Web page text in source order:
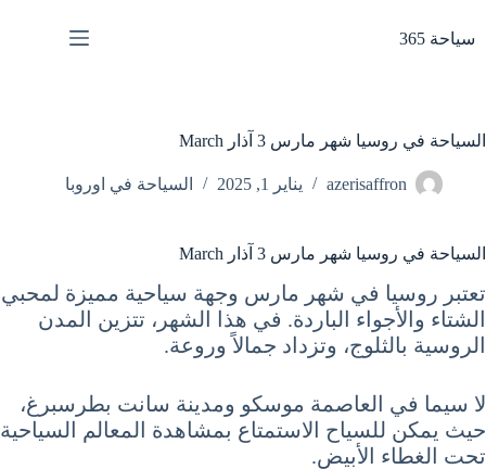
المحتوى
سياحة 365
السياحة في روسيا شهر مارس 3 آذار March
azerisaffron يناير 1, 2025 السياحة في اوروبا
السياحة في روسيا شهر مارس 3 آذار March
تعتبر روسيا في شهر مارس وجهة سياحية مميزة لمحبي
الشتاء والأجواء الباردة. في هذا الشهر، تتزين المدن
الروسية بالثلوج، وتزداد جمالاً وروعة.
لا سيما في العاصمة موسكو ومدينة سانت بطرسبرغ،
حيث يمكن للسياح الاستمتاع بمشاهدة المعالم السياحية
تحت الغطاء الأبيض.